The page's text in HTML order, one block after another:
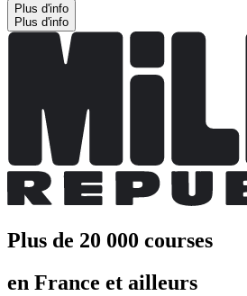
Plus d'info
Plus d'info
Plus de 20 000 courses
en France et ailleurs